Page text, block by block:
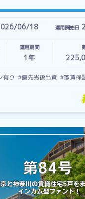
06/18 運用開始日
運用期間
1 年
有り #優先劣後出資 #家賃保